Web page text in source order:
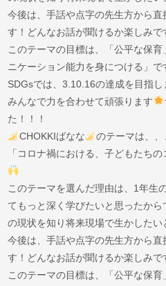
今後は、手話や点字の先生方から
す！どんなお話が聞けるか楽しみで
このテーマの目標は、「公平な保
ニケーション能力を身につける」で
SDGsでは、3.10.16の達成を目指し
みんなで力を合わせて頑張ります
た！！！
CHOKKIばなな
のテーマは、、
「コロナ禍における、子どもたち
このテーマを選んだ理由は、1年生
てもっと深く学びたいと思ったか
の現状を知り将来現場で生かしたい
今後は、手話や点字の先生方から
す！どんなお話が聞けるか楽しみで
このテーマの目標は、「公平な保